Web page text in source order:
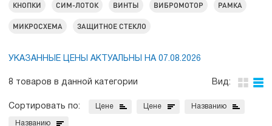
КНОПКИ СИМ-ЛОТОК ВИНТЫ ВИБРОМОТОР РАМКА
МИКРОСХЕМА ЗАЩИТНОЕ СТЕКЛО
УКАЗАННЫЕ ЦЕНЫ АКТУАЛЬНЫ НА 07.08.2026
8 товаров в данной категории Вид:
Сортировать по: Цене Цене Названию
Названию